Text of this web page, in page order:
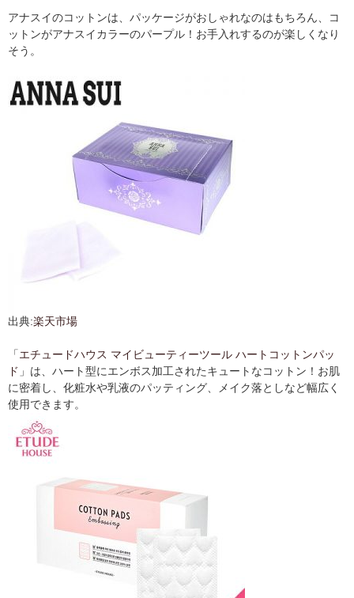
アナスイのコットンは、パッケージがおしゃれなのはもちろん、コ
ットンがアナスイカラーのパープル！お手入れするのが楽しくなり
そう。
出典:楽天市場
「エチュードハウス マイビューティーツール ハートコットンパッ
ド 」は、ハート型にエンボス加工されたキュートなコットン！お肌
に密着し、化粧水や乳液のパッティング、メイク落としなど幅広く
使用できます。